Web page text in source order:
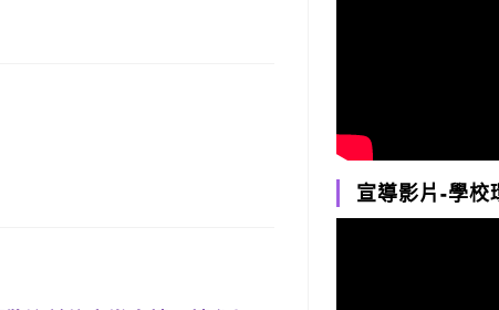
宣導影片-學校